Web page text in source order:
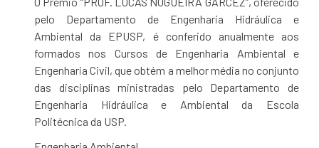
pelo Departamento de Engenharia Hidráulica e
Ambiental da EPUSP, é conferido anualmente aos
formados nos Cursos de Engenharia Ambiental e
Engenharia Civil, que obtém a melhor média no conjunto
das disciplinas ministradas pelo Departamento de
Engenharia Hidráulica e Ambiental da Escola
Politécnica da USP.